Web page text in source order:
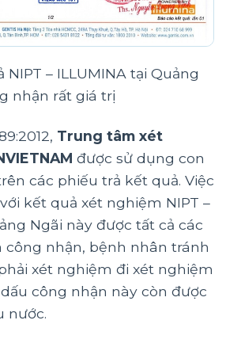
– ILLUMINA tại Quảng
nhận rất giá trị
Trung tâm xét
được sử dụng con
các phiếu trả kết quả. Việc
kết quả xét nghiệm NIPT –
Ngãi này được tất cả các
công nhận, bệnh nhân tránh
xét nghiệm đi xét nghiệm
công nhận này còn được
nước.